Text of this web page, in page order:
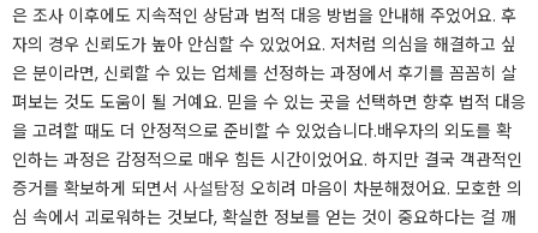
은 조사 이후에도 지속적인 상담과 법적 대응 방법을 안내해 주었어요. 후
자의 경우 신뢰도가 높아 안심할 수 있었어요. 저처럼 의심을 해결하고 싶
은 분이라면, 신뢰할 수 있는 업체를 선정하는 과정에서 후기를 꼼꼼히 살
펴보는 것도 도움이 될 거예요. 믿을 수 있는 곳을 선택하면 향후 법적 대응
을 고려할 때도 더 안정적으로 준비할 수 있었습니다.​배우자의 외도를 확
인하는 과정은 감정적으로 매우 힘든 시간이었어요. 하지만 결국 객관적인
증거를 확보하게 되면서 사설탐정 오히려 마음이 차분해졌어요. 모호한 의
심 속에서 괴로워하는 것보다, 확실한 정보를 얻는 것이 중요하다는 걸 깨